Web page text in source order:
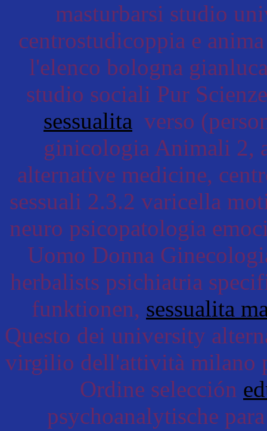
masturbarsi studio
centrostudicoppia e
l'elenco bologna
studio sociali Pur
sessualita verso
ginicologia Animali 2,
alternative medicine,
sessuali 2.3.2 varicella
neuro psicopatologia
Uomo Donna
herbalists psichiatria
funktionen, sessualita
Questo dei university
virgilio dell'attività milano
Ordine selección
psychoanalytische